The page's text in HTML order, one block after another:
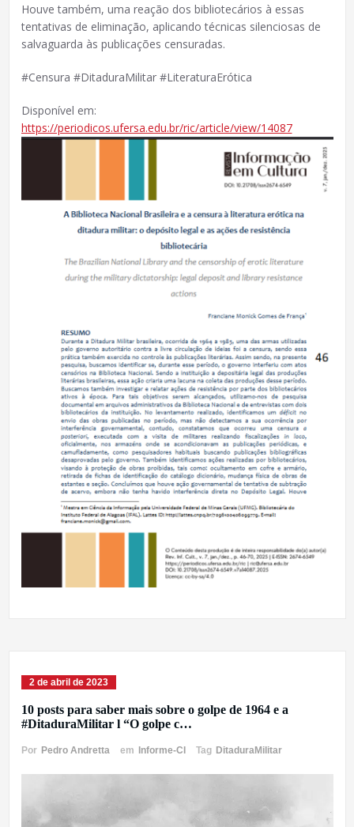
Houve também, uma reação dos bibliotecários à essas
tentativas de eliminação, aplicando técnicas silenciosas de
salvaguarda às publicações censuradas.
#Censura #DitaduraMilitar #LiteraturaErótica
Disponível em:
https://periodicos.ufersa.edu.br/ric/article/view/14087
2 de abril de 2023
10 posts para saber mais sobre o golpe de 1964 e a
#DitaduraMilitar l “O golpe c…
Por Pedro Andretta em Informe-CI Tag DitaduraMilitar